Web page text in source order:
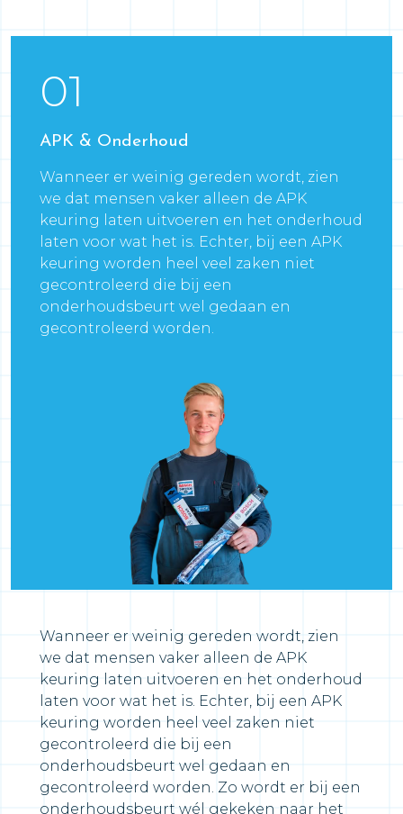
01
APK & Onderhoud
Wanneer er weinig gereden wordt, zien
we dat mensen vaker alleen de APK
keuring laten uitvoeren en het onderhoud
laten voor wat het is. Echter, bij een APK
keuring worden heel veel zaken niet
gecontroleerd die bij een
onderhoudsbeurt wel gedaan en
gecontroleerd worden.
Wanneer er weinig gereden wordt, zien
we dat mensen vaker alleen de APK
keuring laten uitvoeren en het onderhoud
laten voor wat het is. Echter, bij een APK
keuring worden heel veel zaken niet
gecontroleerd die bij een
onderhoudsbeurt wel gedaan en
gecontroleerd worden. Zo wordt er bij een
onderhoudsbeurt wél gekeken naar het